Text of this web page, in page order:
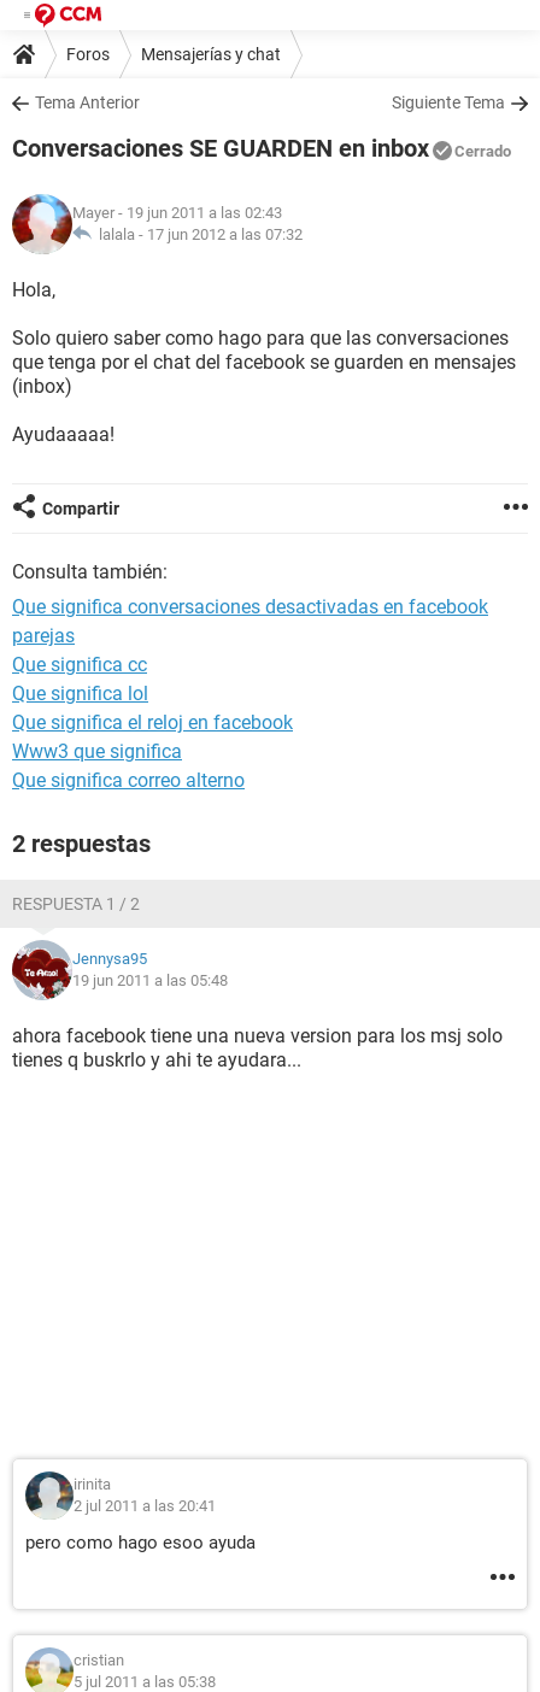
Foros Mensajerías y chat
Tema Anterior Siguiente Tema
Conversaciones SE GUARDEN en inbox Cerrado
Mayer - 19 jun 2011 a las 02:43
lalala - 17 jun 2012 a las 07:32
Hola,
Solo quiero saber como hago para que las conversaciones
que tenga por el chat del facebook se guarden en mensajes
(inbox)
Ayudaaaaa!
Compartir
Consulta también:
Que significa conversaciones desactivadas en facebook
parejas
Que significa cc
Que significa lol
Que significa el reloj en facebook
Www3 que significa
Que significa correo alterno
2 respuestas
RESPUESTA 1 / 2
Jennysa95
19 jun 2011 a las 05:48
ahora facebook tiene una nueva version para los msj solo
tienes q buskrlo y ahi te ayudara...
irinita
2 jul 2011 a las 20:41
pero como hago esoo ayuda
cristian
5 jul 2011 a las 05:38